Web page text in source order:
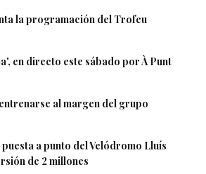
la programación del Trofeu
en directo este sábado por À Punt
al margen del grupo
a punto del Velódromo Lluís
de 2 millones